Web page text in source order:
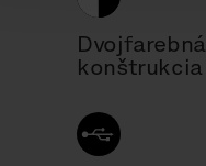
Dvojfarebná
konštrukcia